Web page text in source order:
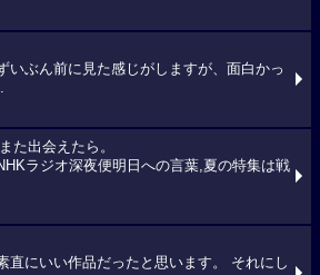
いぶん前に見た感じがしますが、面白かっ
た出会えたら。
ラジオ深夜便明日への言葉,夏の特集は戦
直にいい作品だったと思います。 それにし